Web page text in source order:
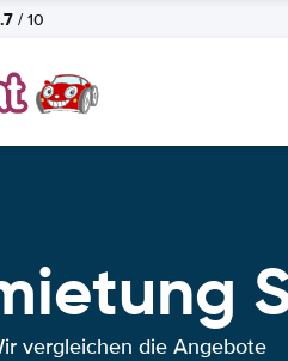
/ 10
vergleichen die Angebote